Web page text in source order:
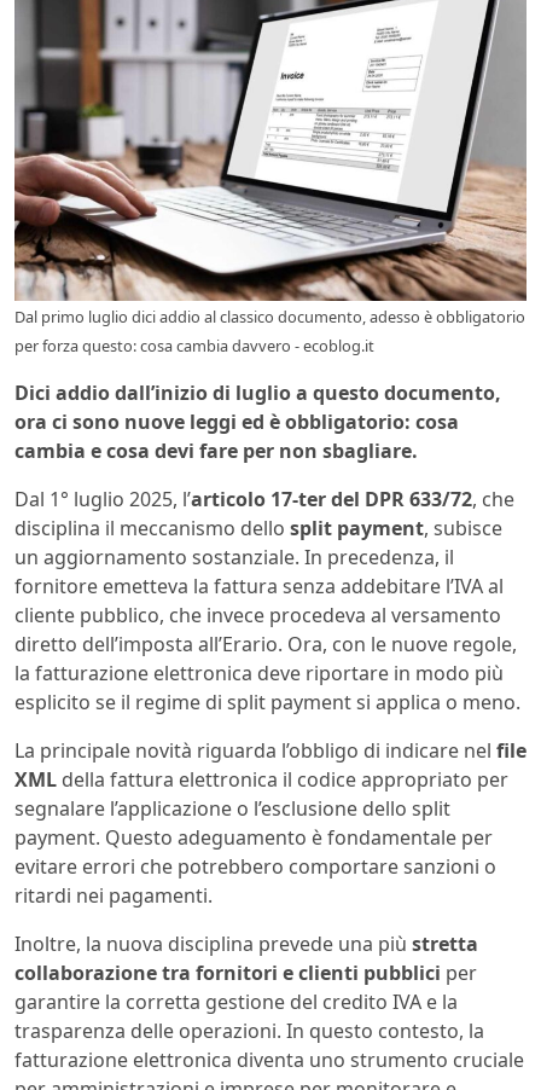
Dal primo luglio dici addio al classico documento, adesso è obbligatorio
per forza questo: cosa cambia davvero - ecoblog.it
Dici addio dall’inizio di luglio a questo documento,
ora ci sono nuove leggi ed è obbligatorio: cosa
cambia e cosa devi fare per non sbagliare.
Dal 1° luglio 2025, l’articolo 17-ter del DPR 633/72, che
disciplina il meccanismo dello split payment, subisce
un aggiornamento sostanziale. In precedenza, il
fornitore emetteva la fattura senza addebitare l’IVA al
cliente pubblico, che invece procedeva al versamento
diretto dell’imposta all’Erario. Ora, con le nuove regole,
la fatturazione elettronica deve riportare in modo più
esplicito se il regime di split payment si applica o meno.
La principale novità riguarda l’obbligo di indicare nel file
XML della fattura elettronica il codice appropriato per
segnalare l’applicazione o l’esclusione dello split
payment. Questo adeguamento è fondamentale per
evitare errori che potrebbero comportare sanzioni o
ritardi nei pagamenti.
Inoltre, la nuova disciplina prevede una più stretta
collaborazione tra fornitori e clienti pubblici per
garantire la corretta gestione del credito IVA e la
trasparenza delle operazioni. In questo contesto, la
fatturazione elettronica diventa uno strumento cruciale